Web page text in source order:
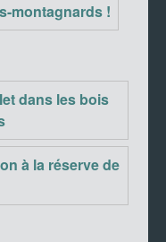
montagnards !
dans les bois
à la réserve de